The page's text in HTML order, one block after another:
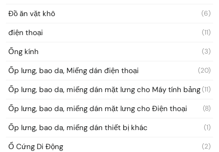
Đồ ăn vặt khô (6)
điện thoại (11)
Ống kính (3)
Ốp lưng, bao da, Miếng dán điện thoại (20)
Ốp lưng, bao da, miếng dán mặt lưng cho Máy tính bảng(11)
Ốp lưng, bao da, miếng dán mặt lưng cho Điện thoại (8)
Ốp lưng, bao da, miếng dán thiết bị khác (1)
Ổ Cứng Di Động (2)